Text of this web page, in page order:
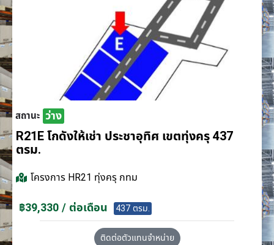
สถานะ ว่าง
R21E โกดังให้เช่า ประชาอุทิศ เขตทุ่งครุ 437
ตรม.
โครงการ HR21 ทุ่งครุ กทม
฿39,330 / ต่อเดือน 437 ตรม.
ติดต่อตัวแทนจำหน่าย